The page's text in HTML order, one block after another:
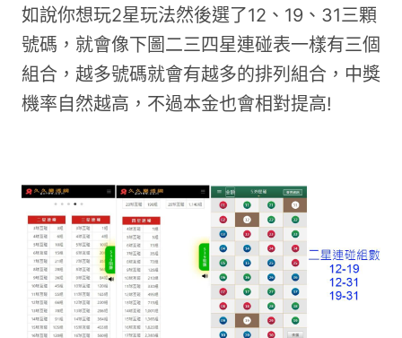
如說你想玩2星玩法然後選了12、19、31三顆
號碼，就會像下圖二三四星連碰表一樣有三個
組合，越多號碼就會有越多的排列組合，中獎
機率自然越高，不過本金也會相對提高!